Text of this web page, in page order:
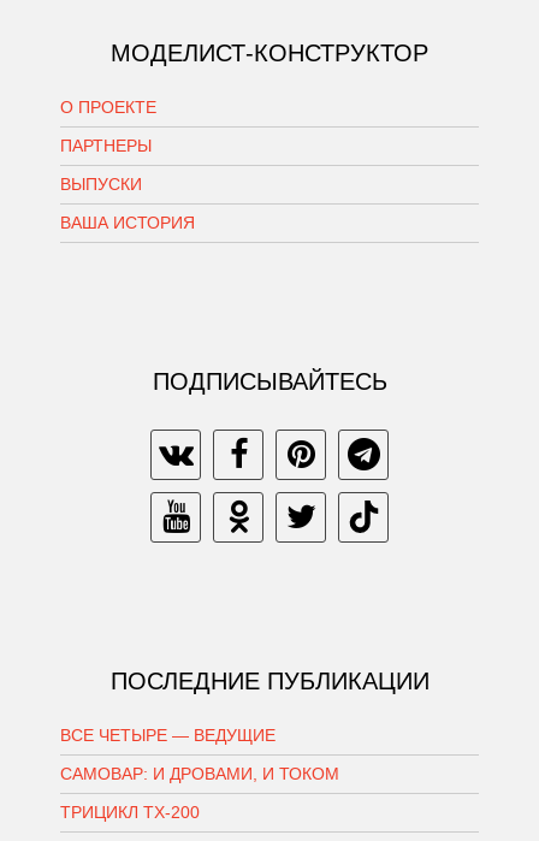
МОДЕЛИСТ-КОНСТРУКТОР
О ПРОЕКТЕ
ПАРТНЕРЫ
ВЫПУСКИ
ВАША ИСТОРИЯ
ПОДПИСЫВАЙТЕСЬ
ПОСЛЕДНИЕ ПУБЛИКАЦИИ
ВСЕ ЧЕТЫРЕ — ВЕДУЩИЕ
САМОВАР: И ДРОВАМИ, И ТОКОМ
ТРИЦИКЛ ТХ-200